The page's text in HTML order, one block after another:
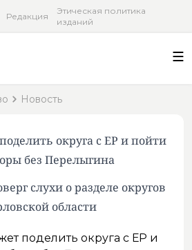
Редакция
Этическая политика
изданий
Новость
округа с ЕР и пойти
без Перелыгина
слухи о разделе округов
области